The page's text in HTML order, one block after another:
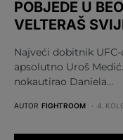
POBJEDE U
VELTERAŠ
Najveći dobitnik
apsolutno Uroš
nokautirao Daniela…
AUTOR FIGHTROOM 4.